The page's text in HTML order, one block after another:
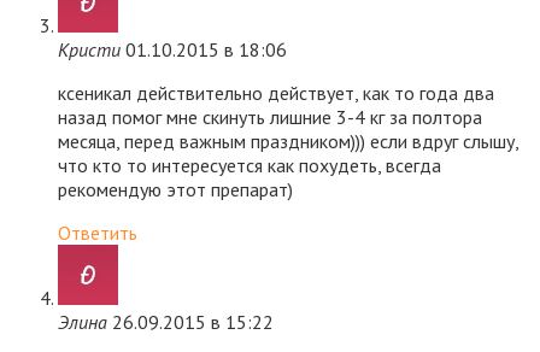
Кристи 01.10.2015 в 18:06
ксеникал действительно действует, как то года два
назад помог мне скинуть лишние 3-4 кг за полтора
месяца, перед важным праздником))) если вдруг слышу,
что кто то интересуется как похудеть, всегда
рекомендую этот препарат)
Ответить
Элина 26.09.2015 в 15:22